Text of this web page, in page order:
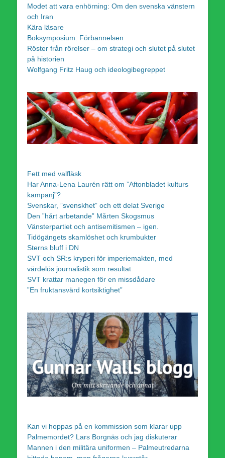
Modet att vara enhörning: Om den svenska vänstern
och Iran
Kära läsare
Boksymposium: Förbannelsen
Röster från rörelser – om strategi och slutet på slutet
på historien
Wolfgang Fritz Haug och ideologibegreppet
Fett med valfläsk
Har Anna-Lena Laurén rätt om ”Aftonbladet kulturs
kampanj”?
Svenskar, ”svenskhet” och ett delat Sverige
Den ”hårt arbetande” Mårten Skogsmus
Vänsterpartiet och antisemitismen – igen.
Tidögängets skamlöshet och krumbukter
Sterns bluff i DN
SVT och SR:s kryperi för imperiemakten, med
värdelös journalistik som resultat
SVT krattar manegen för en missdådare
”En fruktansvärd kortsiktighet”
Kan vi hoppas på en kommission som klarar upp
Palmemordet? Lars Borgnäs och jag diskuterar
Mannen i den militära uniformen – Palmeutredarna